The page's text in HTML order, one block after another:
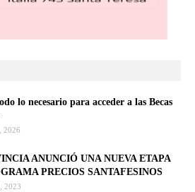
lo necesario para acceder a las Becas
2026
ANUNCIÓ UNA NUEVA ETAPA
PRECIOS SANTAFESINOS
2023